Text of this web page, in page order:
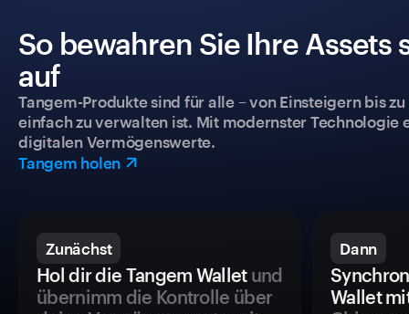
So bewahren Sie Ihre
auf
Tangem-Produkte sind für alle – von Einsteigern bis
einfach zu verwalten ist. Mit modernster
digitalen Vermögenswerte.
Tangem holen
Zunächst
Hol dir die Tangem Walletund
übernimm die Kontrolle über
Dann
Wallet